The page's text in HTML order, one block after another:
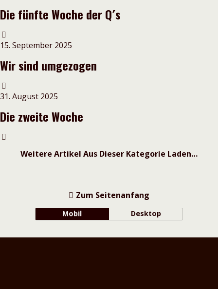
Die fünfte Woche der Q´s
15. September 2025
Wir sind umgezogen
31. August 2025
Die zweite Woche
Weitere Artikel Aus Dieser Kategorie Laden…
Zum Seitenanfang
Mobil Desktop